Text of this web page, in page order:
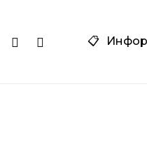
📋
instagram
phone